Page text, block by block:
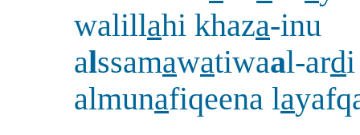
walillahi khaza-inu
alssamawatiwaal-ardi
almunafiqeena la